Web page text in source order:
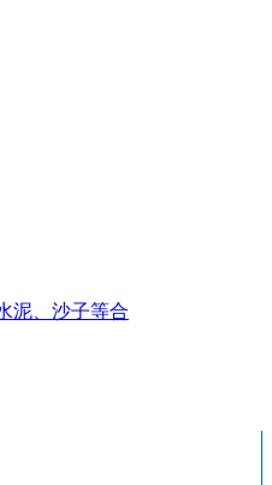
泥、沙子等合